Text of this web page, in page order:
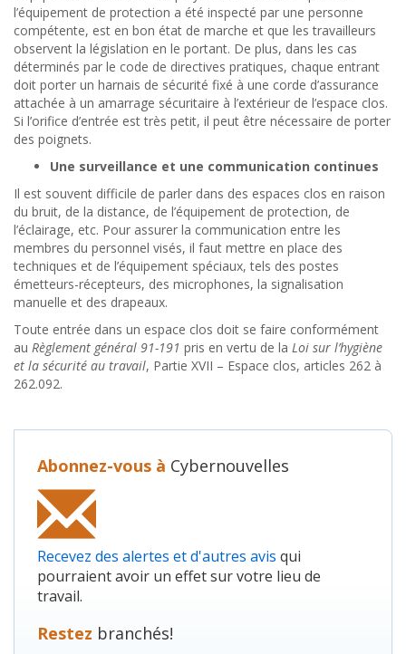
l’équipement de protection a été inspecté par une personne
compétente, est en bon état de marche et que les travailleurs
observent la législation en le portant. De plus, dans les cas
déterminés par le code de directives pratiques, chaque entrant
doit porter un harnais de sécurité fixé à une corde d’assurance
attachée à un amarrage sécuritaire à l’extérieur de l’espace clos.
Si l’orifice d’entrée est très petit, il peut être nécessaire de porter
des poignets.
Une surveillance et une communication continues
Il est souvent difficile de parler dans des espaces clos en raison
du bruit, de la distance, de l’équipement de protection, de
l’éclairage, etc. Pour assurer la communication entre les
membres du personnel visés, il faut mettre en place des
techniques et de l’équipement spéciaux, tels des postes
émetteurs-récepteurs, des microphones, la signalisation
manuelle et des drapeaux.
Toute entrée dans un espace clos doit se faire conformément
au Règlement général 91-191 pris en vertu de la Loi sur l’hygiène
et la sécurité au travail, Partie XVII – Espace clos, articles 262 à
262.092.
Abonnez-vous à Cybernouvelles
Recevez des alertes et d'autres avis qui
pourraient avoir un effet sur votre lieu de
travail.
Restez branchés!